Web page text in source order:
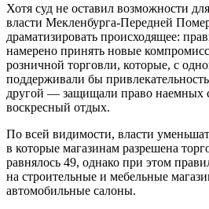
Хотя суд не оставил возможности
власти Мекленбурга-Передней
драматизировать происходящее:
намерено принять новые
розничной торговли, которые, с
поддерживали бы
другой — защищали право наемных
воскресный отдых.
По всей видимости, власти
в которые магазинам разрешена
равнялось 49, однако при этом
на строительные и мебельные
автомобильные салоны.